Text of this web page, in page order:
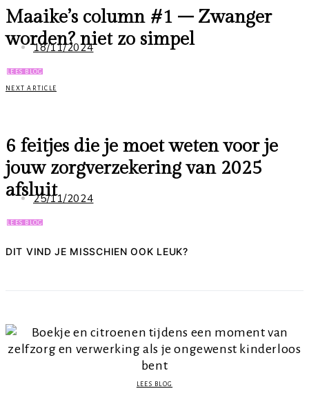
Maaike’s column #1 – Zwanger
worden? niet zo simpel
18/11/2024
LEES BLOG
NEXT ARTICLE
6 feitjes die je moet weten voor je
jouw zorgverzekering van 2025
afsluit25/11/2024
LEES BLOG
DIT VIND JE MISSCHIEN OOK LEUK?
LEES BLOG